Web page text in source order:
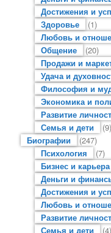
Достижения и
Здоровье
(1)
Любовь и
Общение
(20)
Продажи и
Удача и
Философия и
Экономика и
Развитие
Семья и дети
(9)
Биографии
(247)
Психология
(7)
Бизнес и карьера
Деньги и
Достижения и
Любовь и
Развитие
Семья и дети
(4)